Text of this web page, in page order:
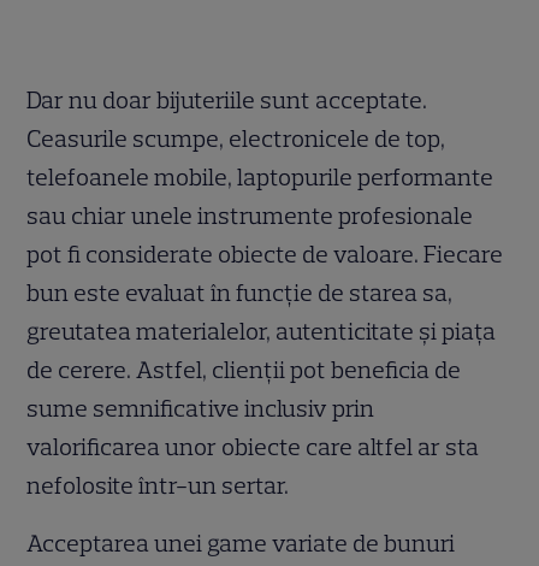
Dar nu doar bijuteriile sunt acceptate.
Ceasurile scumpe, electronicele de top,
telefoanele mobile, laptopurile performante
sau chiar unele instrumente profesionale
pot fi considerate obiecte de valoare. Fiecare
bun este evaluat în funcție de starea sa,
greutatea materialelor, autenticitate și piața
de cerere. Astfel, clienții pot beneficia de
sume semnificative inclusiv prin
valorificarea unor obiecte care altfel ar sta
nefolosite într-un sertar.
Acceptarea unei game variate de bunuri